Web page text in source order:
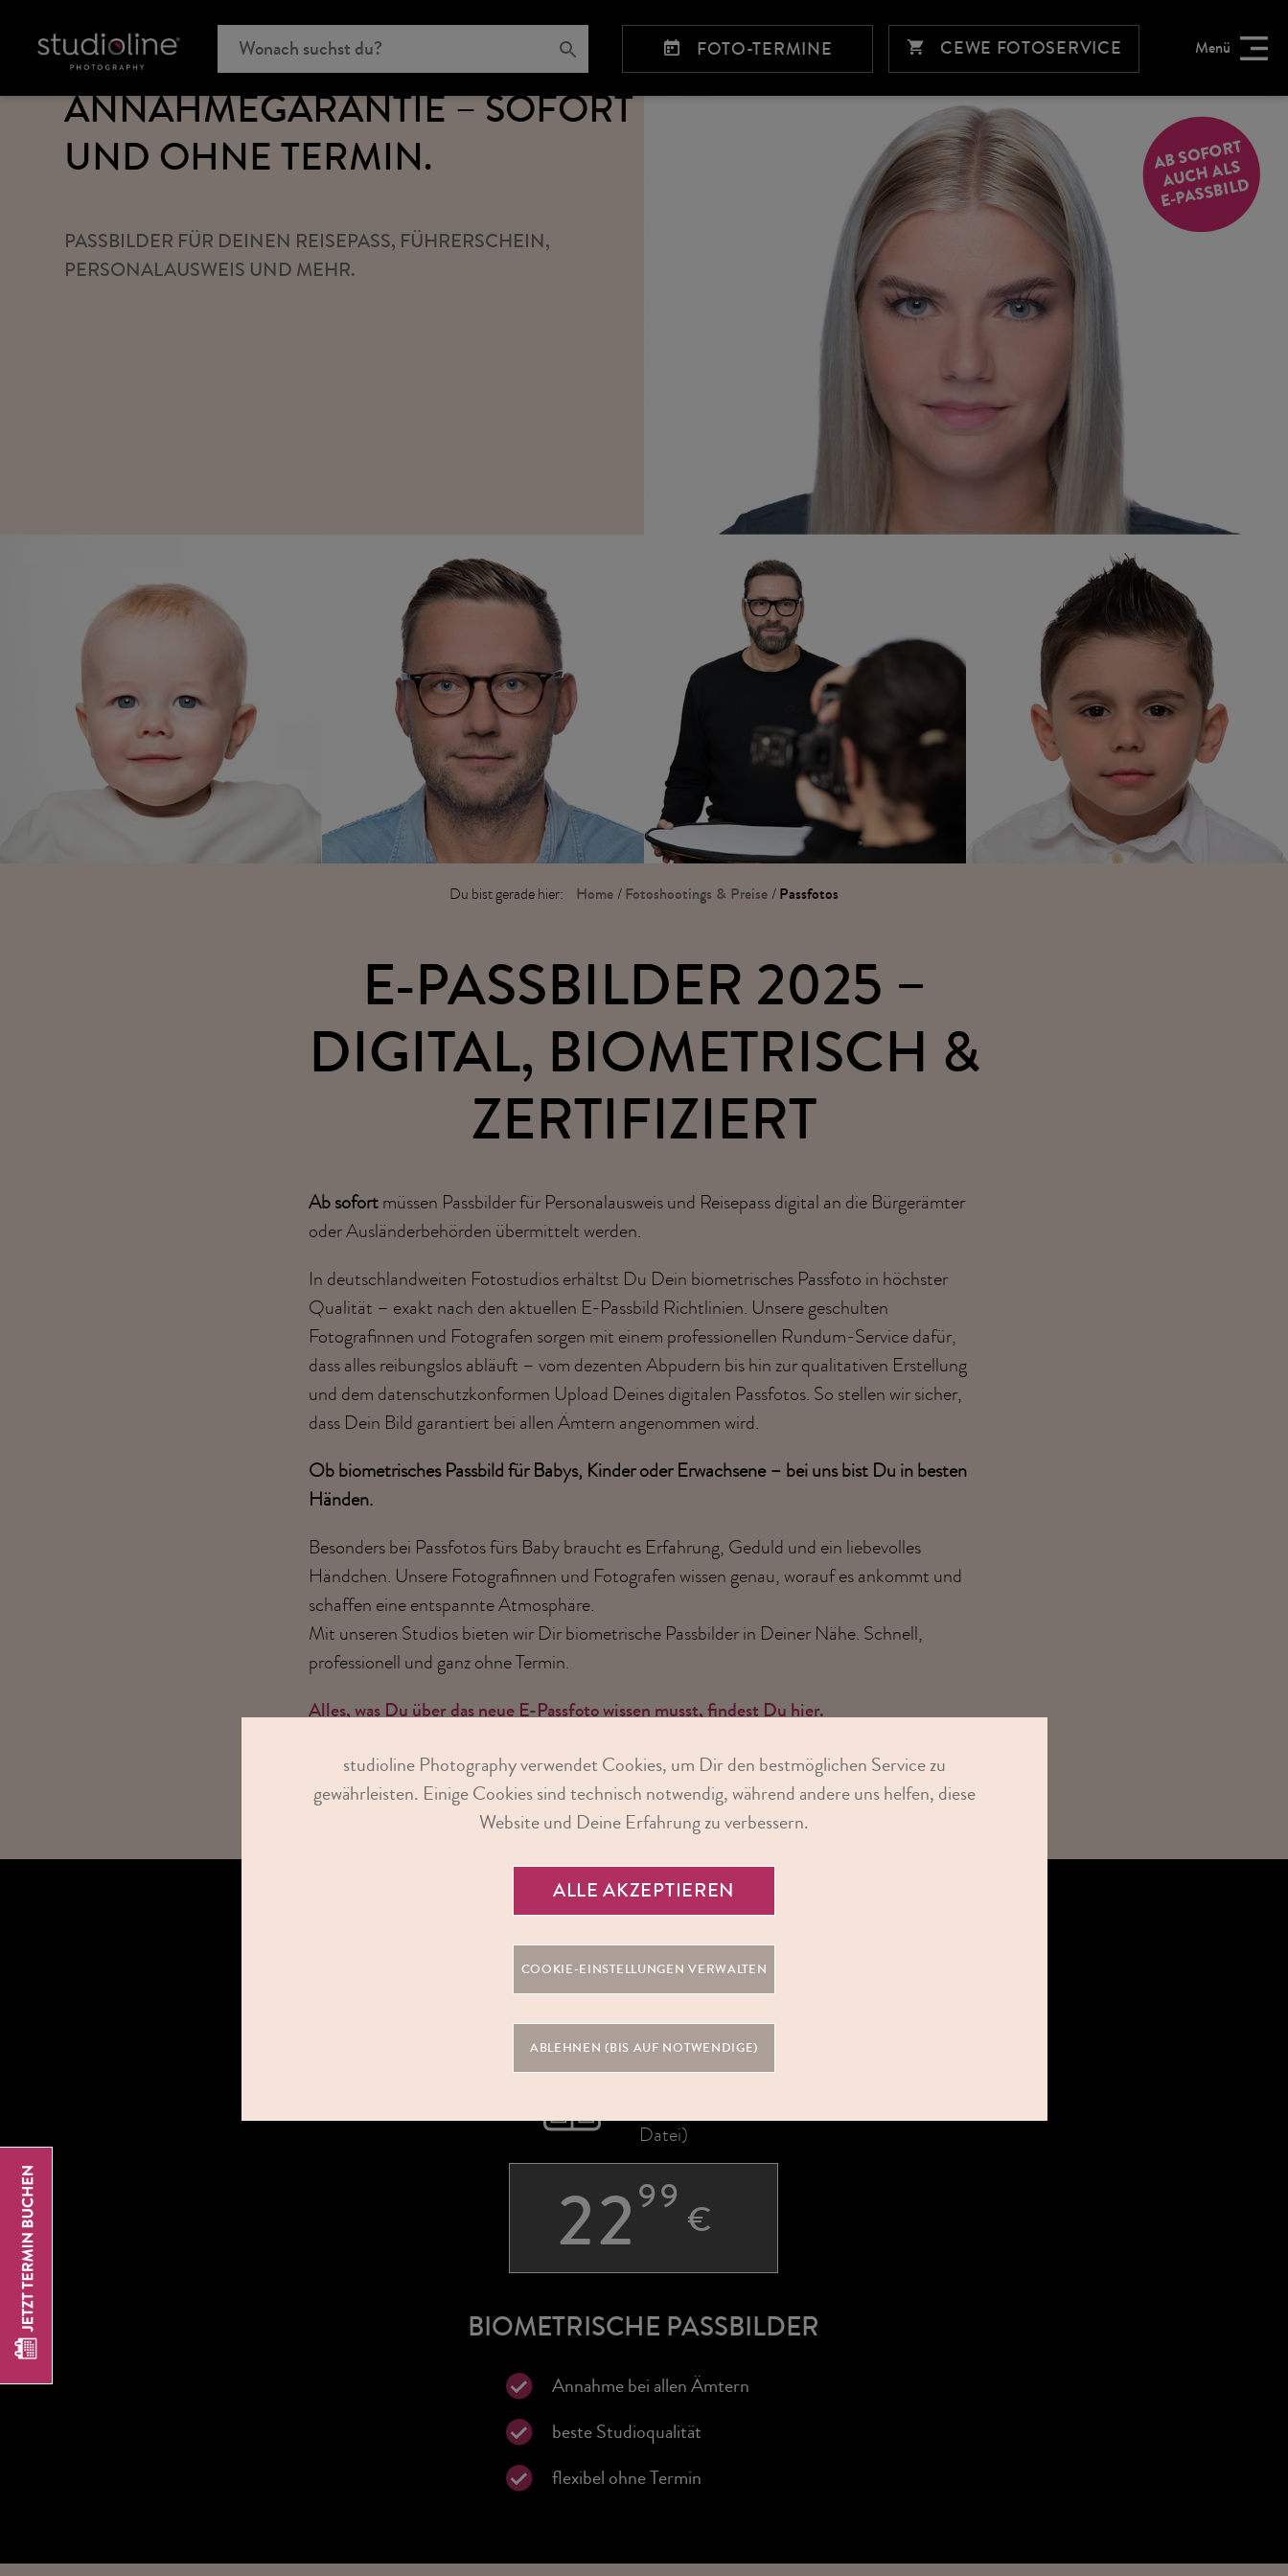
FOTO-TERMINE CEWE FOTOSERVICE Menü
PASSBILDER MIT
ANNAHMEGARANTIE – SOFORT
UND OHNE TERMIN.
PASSBILDER FÜR DEINEN REISEPASS, FÜHRERSCHEIN,
PERSONALAUSWEIS UND MEHR.
Du bist gerade hier: Home/Fotoshootings & Preise/Passfotos
E-PASSBILDER 2025 –
DIGITAL, BIOMETRISCH &
ZERTIFIZIERT
Ab sofortmüssen Passbilder für Personalausweis und Reisepass digital an die Bürgerämter
oder Ausländerbehörden übermittelt werden.
In deutschlandweiten Fotostudios erhältst Du Dein biometrisches Passfoto in höchster
Qualität – exakt nach den aktuellen E-Passbild Richtlinien. Unsere geschulten
Fotografinnen und Fotografen sorgen mit einem professionellen Rundum-Service dafür,
dass alles reibungslos abläuft – vom dezenten Abpudern bis hin zur qualitativen Erstellung
und dem datenschutzkonformen Upload Deines digitalen Passfotos. So stellen wir sicher,
dass Dein Bild garantiert bei allen Ämtern angenommen wird.
Ob biometrisches Passbild für Babys, Kinder oder Erwachsene – bei uns bist Du in besten
Händen.
Besonders bei Passfotos fürs Baby braucht es Erfahrung, Geduld und ein liebevolles
Händchen. Unsere Fotografinnen und Fotografen wissen genau, worauf es ankommt und
schaffen eine entspannte Atmosphäre.
Mit unseren Studios bieten wir Dir biometrische Passbilder in Deiner Nähe. Schnell,
professionell und ganz ohne Termin.
Alles, was Du über das neue E-Passfoto wissen musst, findest Du hier.
PASSBILD
Inklusive 1 Bild
Datei)
2299 €
BIOMETRISCHE PASSBILDER
Annahme bei allen Ämtern
beste Studioqualität
flexibel ohne Termin
studioline Photography verwendet Cookies, um Dir den bestmöglichen Service zu
gewährleisten. Einige Cookies sind technisch notwendig, während andere uns helfen, diese
Website und Deine Erfahrung zu verbessern.
ALLE AKZEPTIEREN
COOKIE-EINSTELLUNGEN VERWALTEN
ABLEHNEN (BIS AUF NOTWENDIGE)